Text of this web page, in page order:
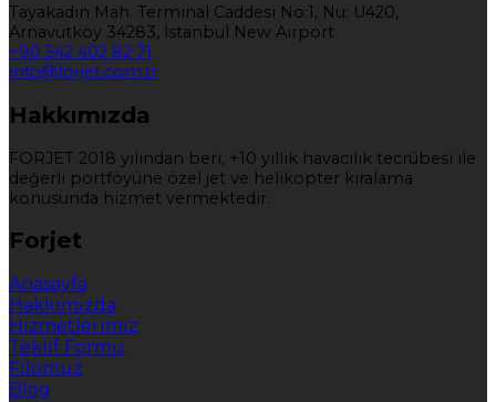
Tayakadın Mah. Terminal Caddesi No:1, Nu: U420,
Arnavutköy 34283, İstanbul New Airport
+90 542 402 82 71
info@forjet.com.tr
Hakkımızda
FORJET 2018 yılından beri, +10 yıllık havacılık tecrübesi ile
değerli portföyüne özel jet ve helikopter kiralama
konusunda hizmet vermektedir.
Forjet
Anasayfa
Hakkımızda
Hizmetlerimiz
Teklif Formu
Filomuz
Blog